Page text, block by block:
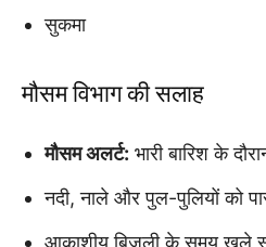
सुकमा
मौसम विभाग की सलाह
मौसम अलर्ट: भारी बारिश के
नदी, नाले और पुल-पुलियों को